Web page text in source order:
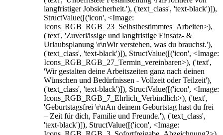
langfristiger Jobsicherheit.'), ('text_class', 'text-black')]),
StructValue([('icon', <Image:
Icons_RGB_RGB_23_Selbstbestimmtes_Arbeiten>),
('text', 'Zuverlässige und langfristige Einsatz- &
Urlaubsplanung \r\nWir verstehen, was du brauchst.'),
('text_class', 'text-black')]), StructValue([('icon', <Image:
Icons_RGB_RGB_27_Termin_vereinbaren>), ('text',
'Wir gestalten deine Arbeitszeiten ganz nach deinen
Wünschen und Bedürfnissen - Vollzeit oder Teilzeit'),
('text_class', 'text-black')]), StructValue([('icon', <Image:
Icons_RGB_RGB_7_Ehrlich_Verbindlich>), ('text',
'Geburtstagsfrei \r\nAn deinem Geburtstag hast du frei
– Zeit für dich, Familie und Freunde.'), ('text_class',
'text-black')]), StructValue([('icon', <Image: